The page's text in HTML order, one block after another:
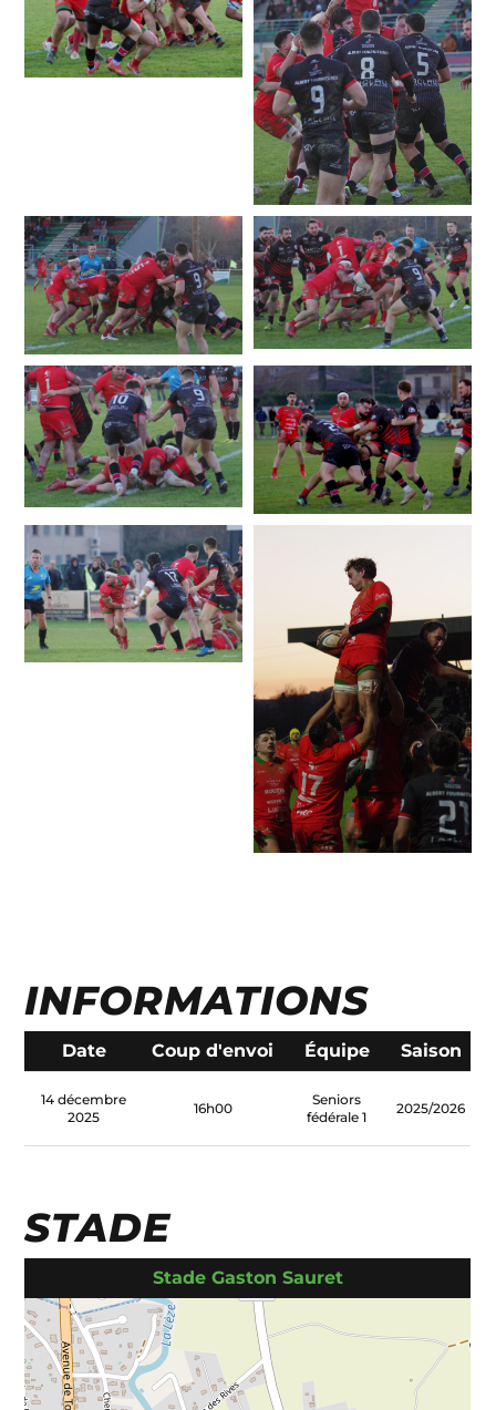
INFORMATIONS
Date Coup d'envoi Équipe Saison
14 décembre
2025
16h00
Seniors
fédérale 1
2025/2026
STADE
Stade Gaston Sauret